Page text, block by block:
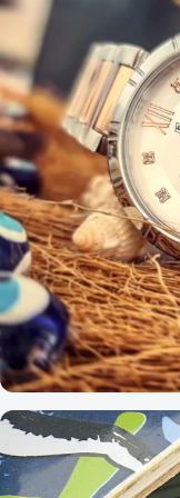
MÓDA A ŠTÝL
Festina
dámske